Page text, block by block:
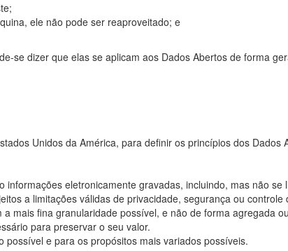
ele não pode ser reaproveitado; e
se dizer que elas se aplicam aos Dados Abertos de forma
Unidos da América, para definir os princípios dos
informações eletronicamente gravadas, incluindo, mas não
a limitações válidas de privacidade, segurança ou
mais fina granularidade possível, e não de forma agregada
para preservar o seu valor.
e para os propósitos mais variados possíveis.